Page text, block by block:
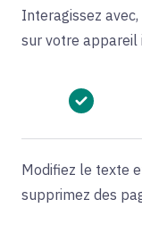
Interagissez
sur votre appareil
Modifiez le texte
supprimez des